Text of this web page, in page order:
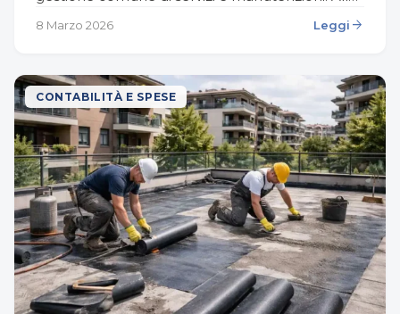
8 Marzo 2026 Leggi arrow_forward
CONTABILITÀ E SPESE